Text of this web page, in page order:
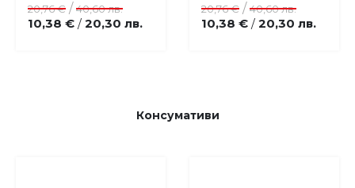
10,38 € / 20,30 лв.
20,76 € /40,60 лв.
10,38 € / 20,30 лв.
20,76 € /40,60 лв.
Консумативи